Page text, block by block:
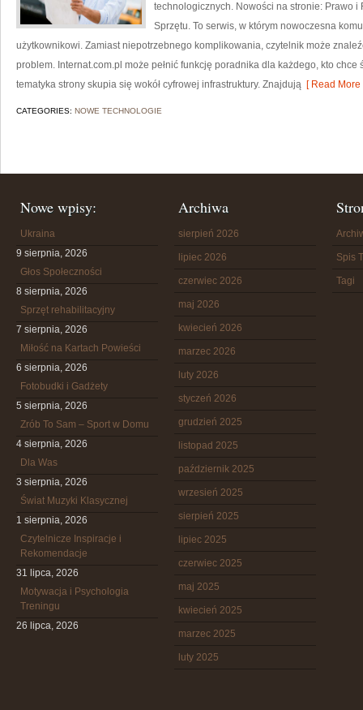
technologicznych. Nowości na stronie: Prawo
Sprzętu. To serwis, w którym nowoczesna
użytkownikowi. Zamiast niepotrzebnego komplikowania, czytelnik może
problem. Internat.com.pl może pełnić funkcję poradnika dla każdego, kto chce
tematyka strony skupia się wokół cyfrowej infrastruktury. Znajdują [ Read More
CATEGORIES: NOWE TECHNOLOGIE
Nowe wpisy:
Ukraina
9 sierpnia, 2026
Głos Społeczności
8 sierpnia, 2026
Sprzęt rehabilitacyjny
7 sierpnia, 2026
Miłość na Kartach Powieści
6 sierpnia, 2026
Fotobudki i Gadżety
5 sierpnia, 2026
Zrób To Sam – Sport w Domu
4 sierpnia, 2026
Dla Was
3 sierpnia, 2026
Świat Muzyki Klasycznej
1 sierpnia, 2026
Czytelnicze Inspiracje i
Rekomendacje
31 lipca, 2026
Motywacja i Psychologia
Treningu
26 lipca, 2026
Archiwa
sierpień 2026
lipiec 2026
czerwiec 2026
maj 2026
kwiecień 2026
marzec 2026
luty 2026
styczeń 2026
grudzień 2025
listopad 2025
październik 2025
wrzesień 2025
sierpień 2025
lipiec 2025
czerwiec 2025
maj 2025
kwiecień 2025
marzec 2025
luty 2025
Spis
Tagi